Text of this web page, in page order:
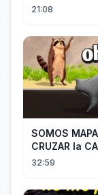
21:08
SOMOS
CRUZAR la
32:59